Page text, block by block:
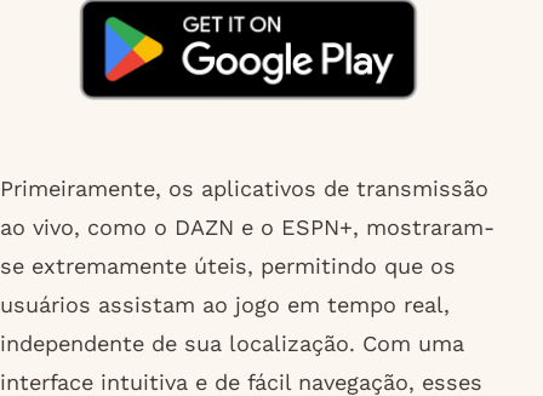
Primeiramente, os aplicativos de transmissão
ao vivo, como o DAZN e o ESPN+, mostraram-
se extremamente úteis, permitindo que os
usuários assistam ao jogo em tempo real,
independente de sua localização. Com uma
interface intuitiva e de fácil navegação, esses